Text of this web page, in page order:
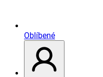
Oblíbené